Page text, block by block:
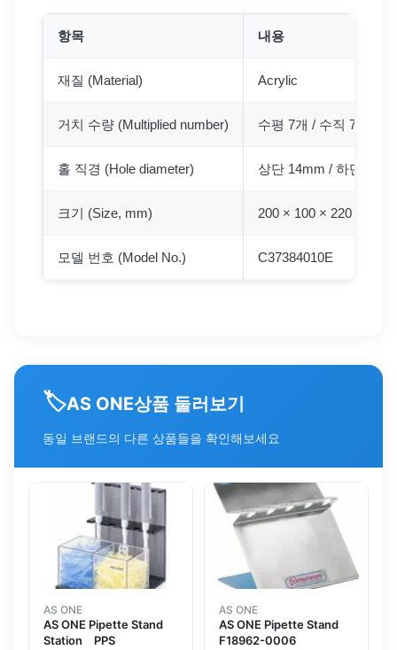
항목 내용
재질 (Material) Acrylic
거치 수량 (Multiplied number) 수평 7개 / 수직 7개
홀 직경 (Hole diameter) 상단 14mm / 하단 4mm
크기 (Size, mm) 200 × 100 × 220
모델 번호 (Model No.) C37384010E
🏷️AS ONE상품 둘러보기
동일 브랜드의 다른 상품들을 확인해보세요
AS ONE
AS ONE Pipette Stand
Station PPS
AS ONE
AS ONE Pipette Stand
F18962-0006